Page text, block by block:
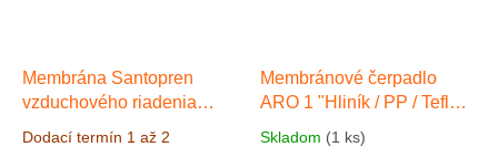
Membrána Santopren
vzduchového riadenia
Dodací termín 1 až 2
Membránové čerpadlo
ARO 1 "Hliník / PP / Teflon,
Skladom (1 ks)